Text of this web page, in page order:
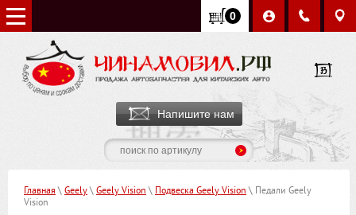
0
Напишите нам
Главная \ Geely \ Geely Vision \ Подвеска Geely Vision \ Педали Geely
Vision